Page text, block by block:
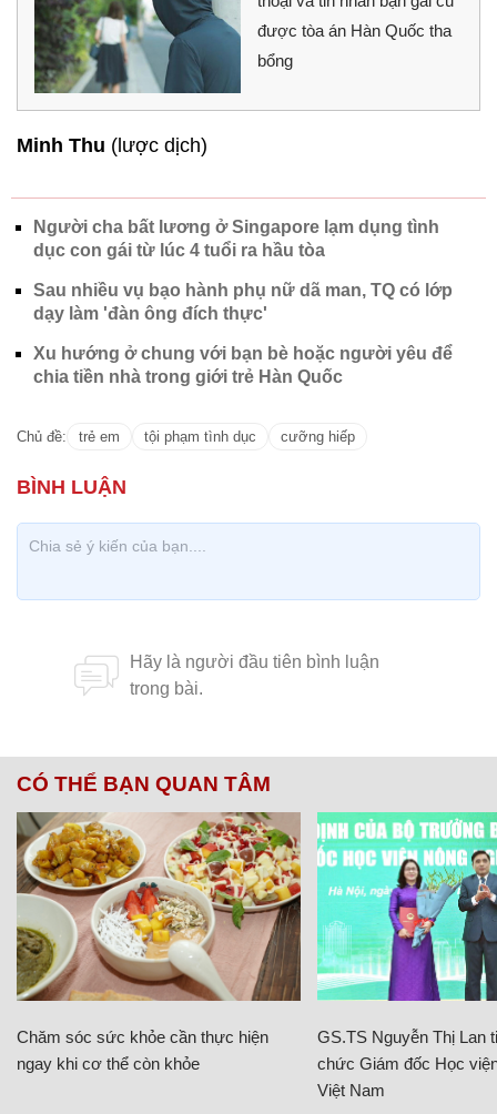
được tòa án Hàn Quốc tha
bổng
Minh Thu (lược dịch)
Người cha bất lương ở Singapore lạm dụng tình
dục con gái từ lúc 4 tuổi ra hầu tòa
Sau nhiều vụ bạo hành phụ nữ dã man, TQ có lớp
dạy làm 'đàn ông đích thực'
Xu hướng ở chung với bạn bè hoặc người yêu để
chia tiền nhà trong giới trẻ Hàn Quốc
Chủ đề: trẻ em tội phạm tình dục cưỡng hiếp
CÓ THỂ BẠN QUAN TÂM
Chăm sóc sức khỏe cần thực hiện
ngay khi cơ thể còn khỏe
GS.TS Nguyễn Thị Lan
chức Giám đốc Học
Việt Nam